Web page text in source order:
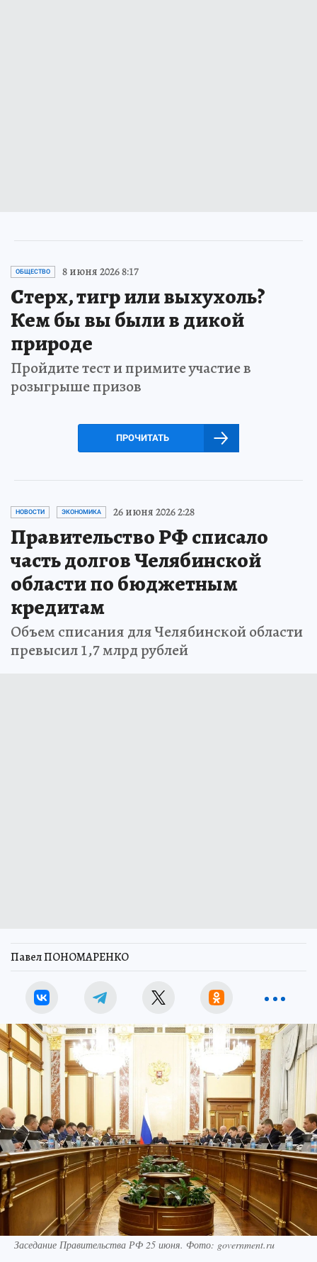
ОБЩЕСТВО 8 июня 2026 8:17
Стерх, тигр или выхухоль?
Кем бы вы были в дикой
природе
Пройдите тест и примите участие в
розыгрыше призов
ПРОЧИТАТЬ
НОВОСТИ ЭКОНОМИКА 26 июня 2026 2:28
Правительство РФ списало
часть долгов Челябинской
области по бюджетным
кредитам
Объем списания для Челябинской области
превысил 1,7 млрд рублей
Павел ПОНОМАРЕНКО
Заседание Правительства РФ 25 июня. Фото: government.ru